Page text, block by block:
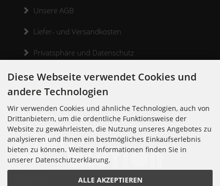
Unsere AGB
Liefer- und Versandkosten
Privatsphäre und Datenschutz
Widerrufsrecht
Widerrufsformular
Kontakt
Diese Webseite verwendet Cookies und
andere Technologien
Wir verwenden Cookies und ähnliche Technologien, auch von
Drittanbietern, um die ordentliche Funktionsweise der
Website zu gewährleisten, die Nutzung unseres Angebotes zu
analysieren und Ihnen ein bestmögliches Einkaufserlebnis
bieten zu können. Weitere Informationen finden Sie in
unserer Datenschutzerklärung.
ALLE AKZEPTIEREN